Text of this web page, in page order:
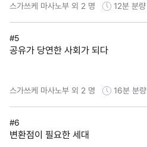
스가쓰케 마사노부 외 2 명 12분 분량
#5
공유가 당연한 사회가 되다
스가쓰케 마사노부 외 2 명 16분 분량
#6
변환점이 필요한 세대